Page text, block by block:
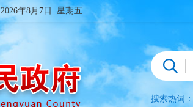
2026年8月7日 星期五
搜索热词：